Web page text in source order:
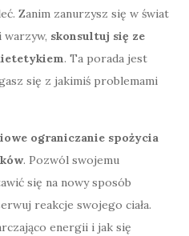
Zanim zanurzysz się w świat
warzyw, skonsultuj się ze
. Ta porada jest
się z jakimiś problemami
ograniczanie spożycia
. Pozwól swojemu
się na nowy sposób
reakcje swojego ciała.
energii i jak się